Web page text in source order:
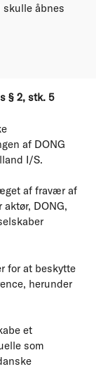
skulle åbnes
§ 2, stk. 5
af DONG
I/S.
af fravær af
DONG,
for at beskytte
herunder
et
som